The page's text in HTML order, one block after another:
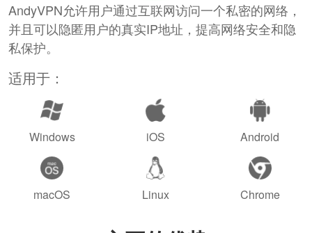
AndyVPN允许用户通过互联网访问一个私密的网络，
并且可以隐匿用户的真实IP地址，提高网络安全和隐
私保护。
适用于：
Windows iOS Android
macOS Linux Chrome